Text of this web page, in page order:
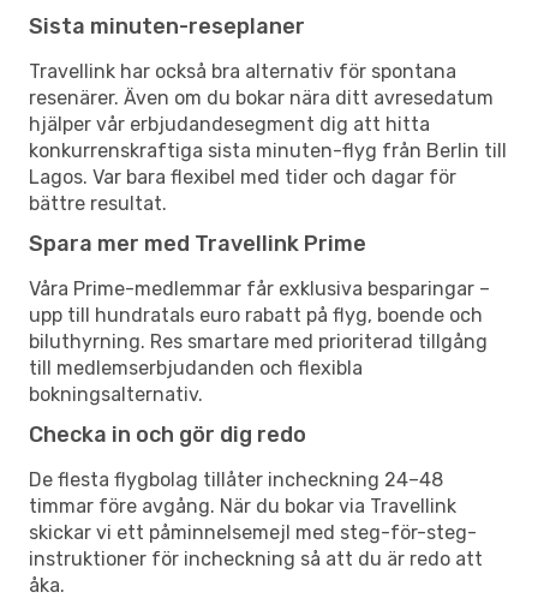
Sista minuten-reseplaner
Travellink har också bra alternativ för spontana
resenärer. Även om du bokar nära ditt avresedatum
hjälper vår erbjudandesegment dig att hitta
konkurrenskraftiga sista minuten-flyg från Berlin till
Lagos. Var bara flexibel med tider och dagar för
bättre resultat.
Spara mer med Travellink Prime
Våra Prime-medlemmar får exklusiva besparingar –
upp till hundratals euro rabatt på flyg, boende och
biluthyrning. Res smartare med prioriterad tillgång
till medlemserbjudanden och flexibla
bokningsalternativ.
Checka in och gör dig redo
De flesta flygbolag tillåter incheckning 24–48
timmar före avgång. När du bokar via Travellink
skickar vi ett påminnelsemejl med steg-för-steg-
instruktioner för incheckning så att du är redo att
åka.